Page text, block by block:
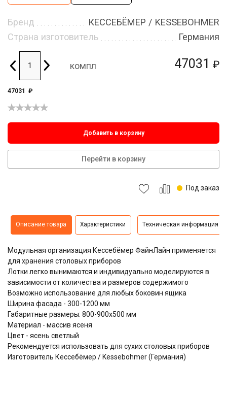
47031 ₽
Бренд
КЕССЕБЁМЕР / KESSEBOHMER
Страна изготовитель
Германия
компл
47031 ₽
Добавить в корзину
Перейти в корзину
Под заказ
Описание товара Характеристики Техническая информация
Модульная организация Кессебёмер ФайнЛайн применяется
для хранения столовых приборов
Лотки легко вынимаются и индивидуально моделируются в
зависимости от количества и размеров содержимого
Возможно использование для любых боковин ящика
Ширина фасада - 300-1200 мм
Габаритные размеры: 800-900х500 мм
Материал - массив ясеня
Цвет - ясень светлый
Рекомендуется использовать для сухих столовых приборов
Изготовитель Кессебёмер / Kessebohmer (Германия)